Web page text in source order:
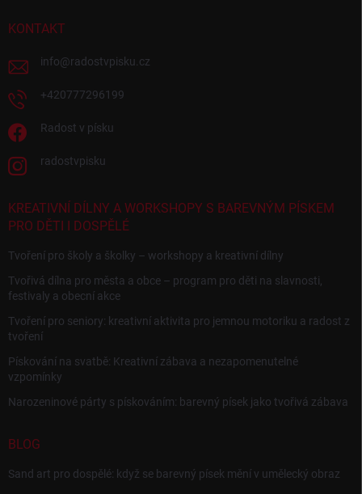
KONTAKT
info@radostvpisku.cz
+420777296199
Radost v písku
radostvpisku
KREATIVNÍ DÍLNY A WORKSHOPY S BAREVNÝM PÍSKEM
PRO DĚTI I DOSPĚLÉ
Tvoření pro školy a školky – workshopy a kreativní dílny
Tvořivá dílna pro města a obce – program pro děti na slavnosti,
festivaly a obecní akce
Tvoření pro seniory: kreativní aktivita pro jemnou motoriku a radost z
tvoření
Pískování na svatbě: Kreativní zábava a nezapomenutelné
vzpomínky
Narozeninové párty s pískováním: barevný písek jako tvořivá zábava
BLOG
Sand art pro dospělé: když se barevný písek mění v umělecký obraz